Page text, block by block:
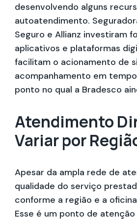
desenvolvendo alguns
autoatendimento.
Seguro e Allianz investiram
aplicativos e plataformas
facilitam o acionamento de
acompanhamento em
ponto no qual a Bradesco
Atendimento
Variar por
Apesar da ampla rede de
qualidade do serviço
conforme a região e a
Esse é um ponto de